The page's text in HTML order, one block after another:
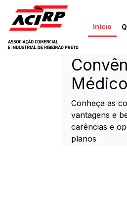
Pular para o conteúdo principal
Início
ACIRP -
Médico
Conheça as
vantagens e
carências e
planos